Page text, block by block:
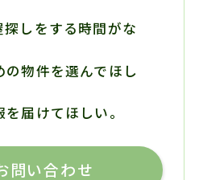
しをする時間がな
の物件を選んでほし
届けてほしい。
問い合わせ